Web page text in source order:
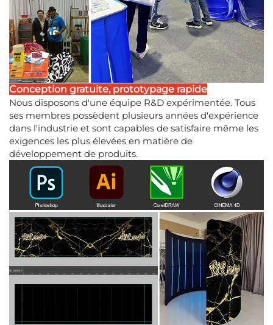
Conception gratuite, prototypage rapide
Nous disposons d'une équipe R&D expérimentée. Tous
ses membres possèdent plusieurs années d'expérience
dans l'industrie et sont capables de satisfaire même les
exigences les plus élevées en matière de
développement de produits.